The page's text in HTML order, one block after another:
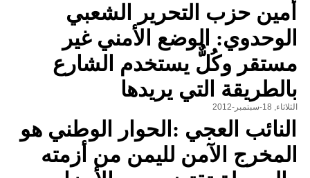
أمين حزب التحرير الشعبي
الوحدوي: الوضع الأمني غير
مستقر وكُلٌّ يستخدم الشارع
بالطريقة التي يريدها
الثلاثاء, 18-سبتمبر-2012
النائب العجي :الحوار الوطني هو
المخرج الآمن لليمن من أزمته